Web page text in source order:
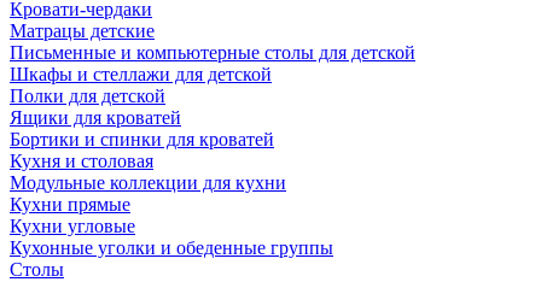
Кровати-чердаки
Матрацы детские
Письменные и компьютерные столы для детской
Шкафы и стеллажи для детской
Полки для детской
Ящики для кроватей
Бортики и спинки для кроватей
Кухня и столовая
Модульные коллекции для кухни
Кухни прямые
Кухни угловые
Кухонные уголки и обеденные группы
Столы